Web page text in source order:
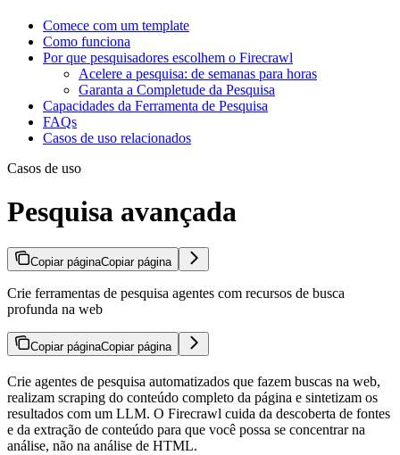
Comece com um template
Como funciona
Por que pesquisadores escolhem o Firecrawl
Acelere a pesquisa: de semanas para horas
Garanta a Completude da Pesquisa
Capacidades da Ferramenta de Pesquisa
FAQs
Casos de uso relacionados
Casos de uso
Pesquisa avançada
Copiar páginaCopiar página
Crie ferramentas de pesquisa agentes com recursos de busca
profunda na web
Copiar páginaCopiar página
Crie agentes de pesquisa automatizados que fazem buscas na web,
realizam scraping do conteúdo completo da página e sintetizam os
resultados com um LLM. O Firecrawl cuida da descoberta de fontes
e da extração de conteúdo para que você possa se concentrar na
análise, não na análise de HTML.